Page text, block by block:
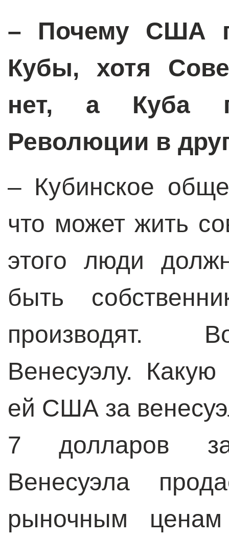
– Почему США
Кубы, хотя
нет, а Куба
Революции в
– Кубинское
что может жить
этого люди
быть
производят.
Венесуэлу.
ей США за
7 долларов
Венесуэла
рыночным